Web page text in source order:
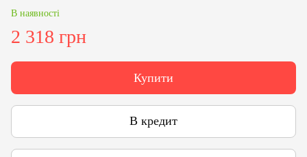
В наявності
2 318 грн
Купити
В кредит